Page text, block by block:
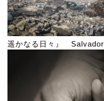
遥かなる日々』 Salvador